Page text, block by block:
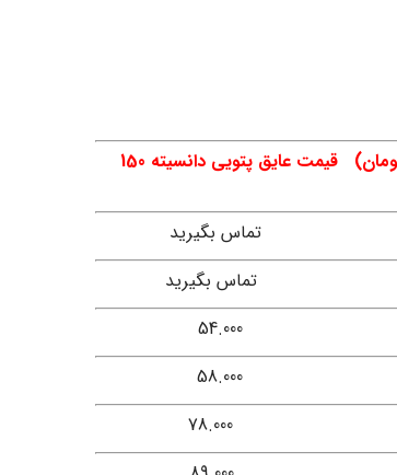
قیمت عایق تخته ای دانسیته 100 (تومان) قیمت عایق پتویی دانسیته 120 (تومان) قیمت عایق پتویی دانسیته 130 (تومان) قیمت عایق پتویی دانسیته 150
تماس بگیرید
تماس بگیرید